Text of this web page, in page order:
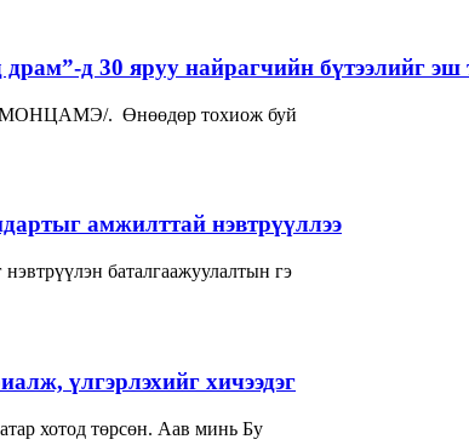
д 30 яруу найрагчийн бүтээлийг эш
/МОНЦАМЭ/. Өнөөдөр тохиож буй
амжилттай нэвтрүүллээ
баталгаажуулалтын гэ
үлгэрлэхийг хичээдэг
-Би 1982 онд Улаанбаатар хотод төрсөн. Аав минь Бу